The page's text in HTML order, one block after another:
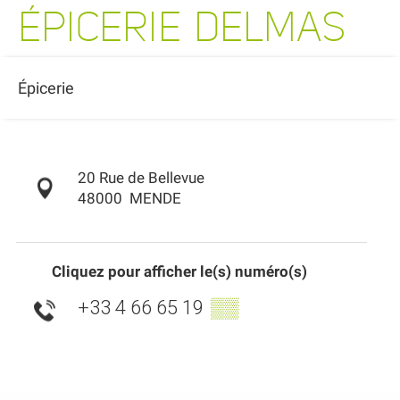
ÉPICERIE DELMAS
Épicerie
20 Rue de Bellevue
48000 MENDE
Cliquez pour afficher le(s) numéro(s)
+33 4 66 65 19 ▒▒